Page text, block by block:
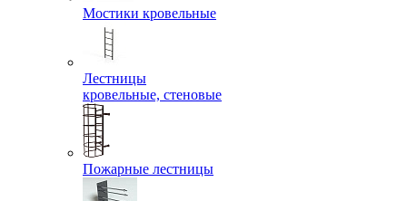
Мостики кровельные
Лестницы
кровельные, стеновые
Пожарные лестницы